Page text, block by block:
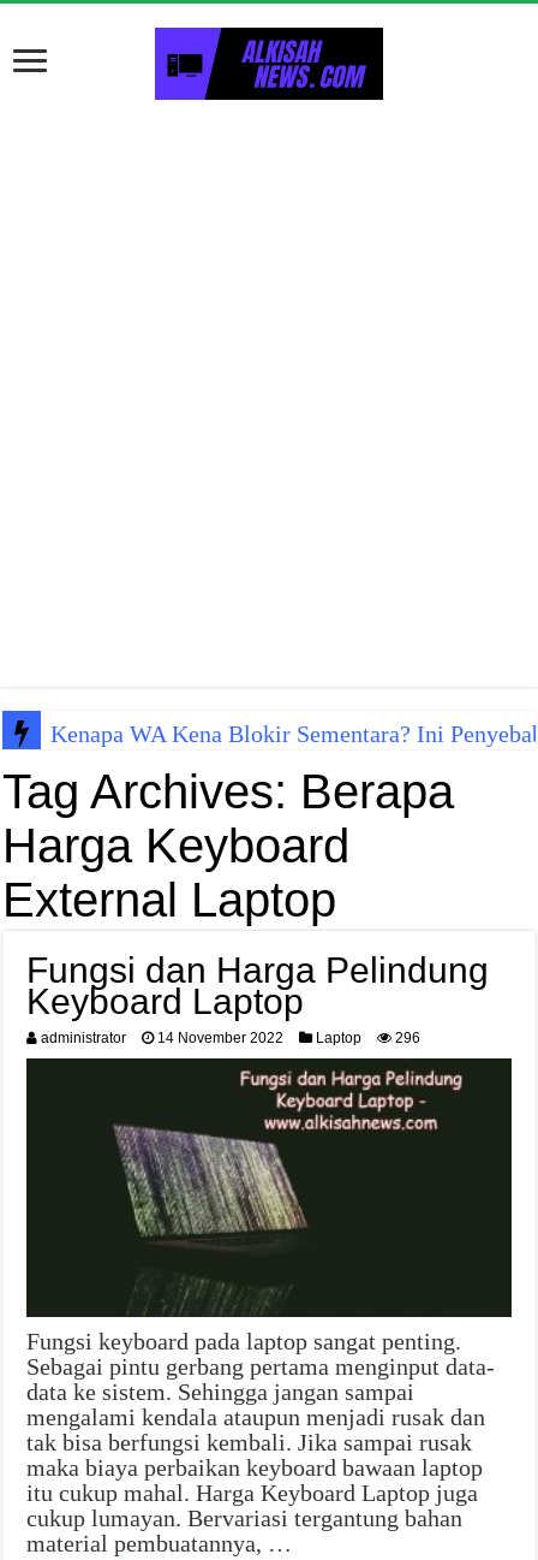
Kenapa WA Kena Blokir Sementara? Ini
Tag Archives: Berapa
Harga Keyboard
External Laptop
Fungsi dan Harga Pelindung
Keyboard Laptop
administrator 14 November 2022 Laptop 296
Fungsi keyboard pada laptop sangat penting.
Sebagai pintu gerbang pertama menginput data-
data ke sistem. Sehingga jangan sampai
mengalami kendala ataupun menjadi rusak dan
tak bisa berfungsi kembali. Jika sampai rusak
maka biaya perbaikan keyboard bawaan laptop
itu cukup mahal. Harga Keyboard Laptop juga
cukup lumayan. Bervariasi tergantung bahan
material pembuatannya, …